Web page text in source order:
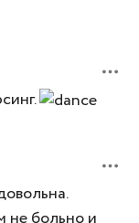
не больно и